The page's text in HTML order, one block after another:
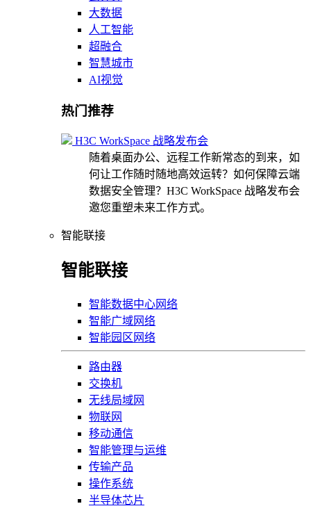
大数据
人工智能
超融合
智慧城市
AI视觉
热门推荐
H3C WorkSpace 战略发布会
随着桌面办公、远程工作新常态的到来，如
何让工作随时随地高效运转？如何保障云端
数据安全管理？H3C WorkSpace 战略发布会
邀您重塑未来工作方式。
智能联接
智能联接
智能数据中心网络
智能广域网络
智能园区网络
路由器
交换机
无线局域网
物联网
移动通信
智能管理与运维
传输产品
操作系统
半导体芯片